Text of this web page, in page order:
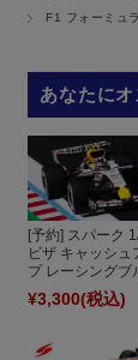
F1 フォーミュ
あなたにオ
[予約] スパーク
ビザ キャッシュ
プ レーシングブ
¥3,300(税込)